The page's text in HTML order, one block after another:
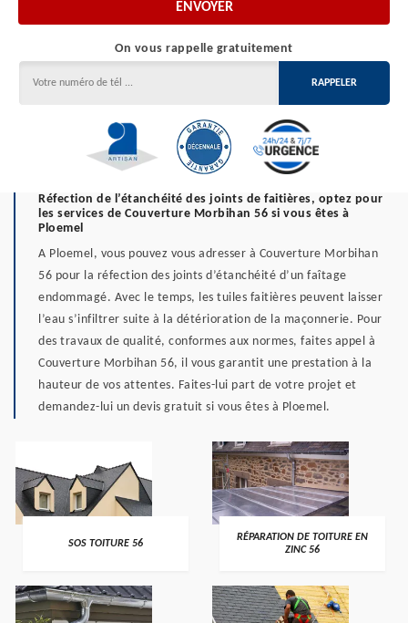
On vous rappelle gratuitement
Réfection de l’étanchéité des joints de faitières, optez pour
les services de Couverture Morbihan 56 si vous êtes à
Ploemel
A Ploemel, vous pouvez vous adresser à Couverture Morbihan
56 pour la réfection des joints d’étanchéité d’un faîtage
endommagé. Avec le temps, les tuiles faitières peuvent laisser
l’eau s’infiltrer suite à la détérioration de la maçonnerie. Pour
des travaux de qualité, conformes aux normes, faites appel à
Couverture Morbihan 56, il vous garantit une prestation à la
hauteur de vos attentes. Faites-lui part de votre projet et
demandez-lui un devis gratuit si vous êtes à Ploemel.
>
SOS TOITURE 56 >
RÉPARATION DE TOITURE EN
ZINC 56